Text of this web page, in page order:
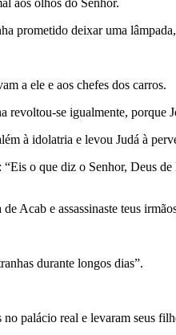
aos olhos do Senhor.
prometido deixar uma lâmpada,
a ele e aos chefes dos carros.
se igualmente, porque
à idolatria e levou Judá à
o que diz o Senhor, Deus
Acab e assassinaste teus
durante longos dias”.
palácio real e levaram seus